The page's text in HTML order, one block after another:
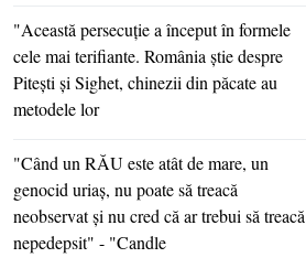
"Această persecuţie a început în formele
cele mai terifiante. România ştie despre
Piteşti şi Sighet, chinezii din păcate au
metodele lor
"Când un RĂU este atât de mare, un
genocid uriaş, nu poate să treacă
neobservat şi nu cred că ar trebui să treacă
nepedepsit" - "Candle